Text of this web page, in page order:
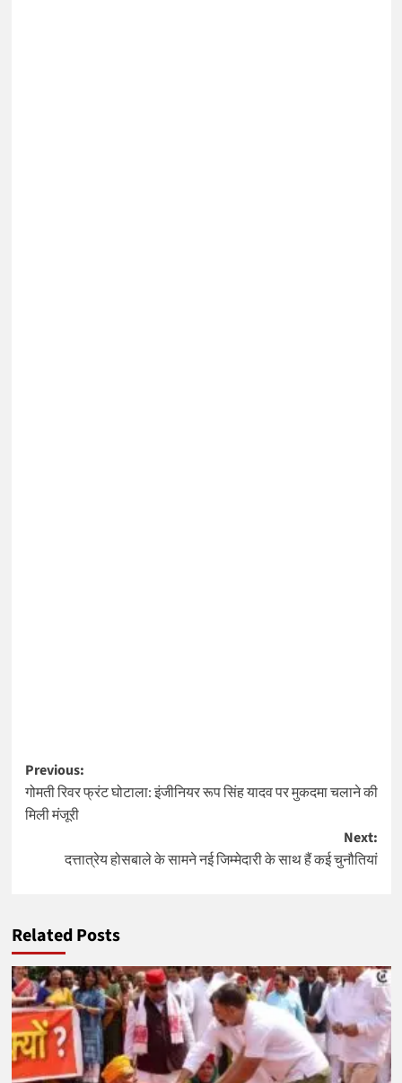
Post
navigation
Previous:
गोमती रिवर फ्रंट घोटाला: इंजीनियर रूप सिंह यादव पर मुकदमा चलाने की
मिली मंजूरी
Next:
दत्तात्रेय होसबाले के सामने नई जिम्मेदारी के साथ हैं कई चुनौतियां
Related Posts